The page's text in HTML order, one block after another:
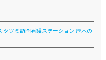
タツミ訪問看護ステーション 厚木の